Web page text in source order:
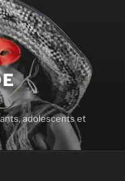
adolescents et